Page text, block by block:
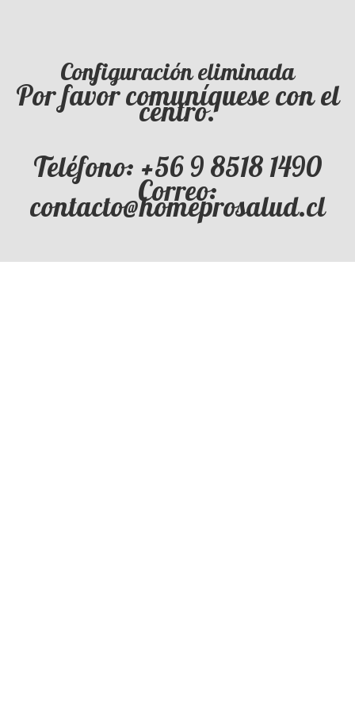
Configuración eliminada
Por favor comuníquese con el
centro.
Teléfono: +56 9 8518 1490
Correo:
contacto@homeprosalud.cl